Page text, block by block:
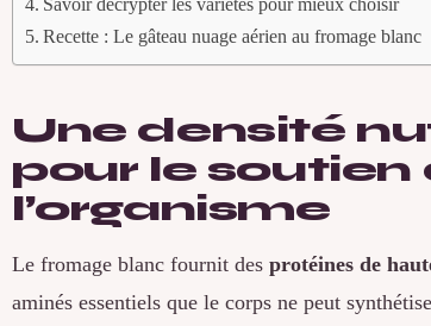
Savoir décrypter les variétés pour mieux choisir
Recette : Le gâteau nuage aérien au fromage blanc
Une densité
pour le soutien
l’organisme
Le fromage blanc fournit des protéines de
aminés essentiels que le corps ne peut